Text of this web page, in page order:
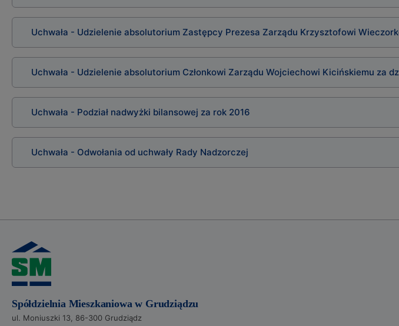
Uchwała - Udzielenie absolutorium Zastępcy Prezesa Zarządu Krzysztofowi
Uchwała - Udzielenie absolutorium Członkowi Zarządu Wojciechowi Kicińskiemu za
Uchwała - Podział nadwyżki bilansowej za rok 2016
Uchwała - Odwołania od uchwały Rady Nadzorczej
Spółdzielnia Mieszkaniowa w Grudziądzu
ul. Moniuszki 13, 86-300 Grudziądz